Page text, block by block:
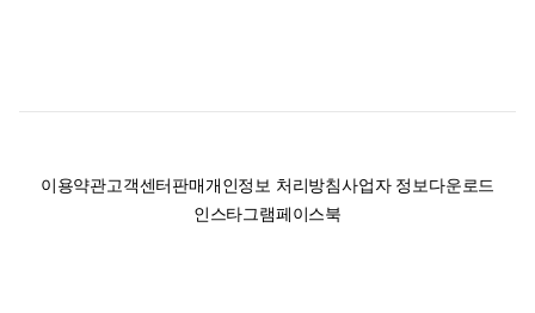
이용약관고객센터판매개인정보 처리방침사업자 정보다운로드
인스타그램페이스북